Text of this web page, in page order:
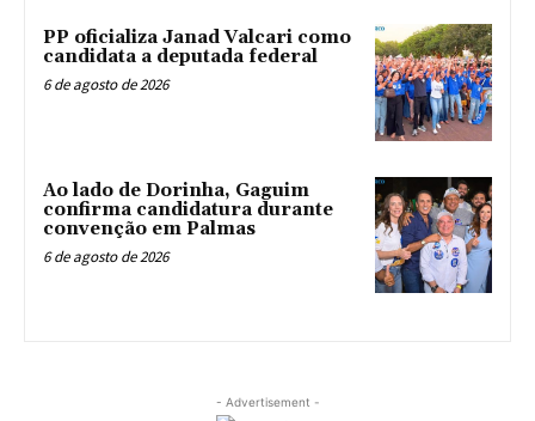
PP oficializa Janad Valcari como
candidata a deputada federal
6 de agosto de 2026
Ao lado de Dorinha, Gaguim
confirma candidatura durante
convenção em Palmas
6 de agosto de 2026
- Advertisement -